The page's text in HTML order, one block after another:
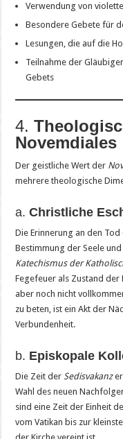
Verwendung von
Besondere Gebete für
Lesungen, die auf die
Teilnahme der
Gebets
4.
Novemdiales
Der geistliche Wert der
mehrere theologische
a.Christliche
Die Erinnerung an den
Bestimmung der Seele
Katechismus der
Fegefeuer als Zustand der
aber noch nicht
zu beten, ist ein Akt der
Verbundenheit.
b. Episkopale
Die Zeit derSedisvakanz
Wahl des neuen
sind eine Zeit der Einheit
vom Vatikan bis zur